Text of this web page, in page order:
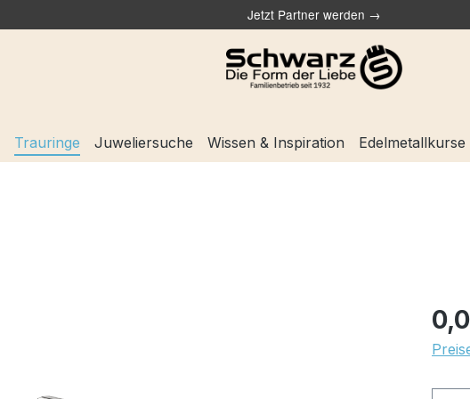
Jetzt Partner werden →
Trauringe Juweliersuche Wissen & Inspiration Edelmetallkurse